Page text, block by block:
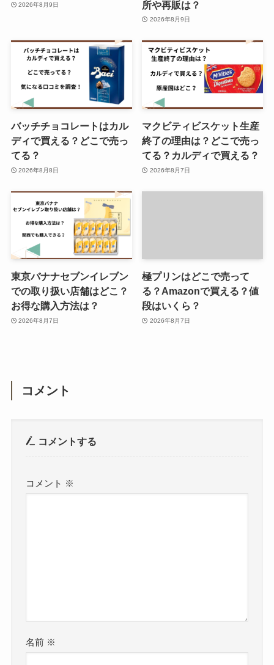
2026年8月9日
所や再販は？
2026年8月9日
バッチチョコレートはカル
ディで買える？どこで売っ
てる？
2026年8月8日
マクビティビスケット生産
終了の理由は？どこで売っ
てる？カルディで買える？
2026年8月7日
東京バナナセブンイレブン
での取り扱い店舗はどこ？
お得な購入方法は？
2026年8月7日
極プリンはどこで売って
る？Amazonで買える？値
段はいくら？
2026年8月7日
コメント
コメントする
コメント ※
名前 ※